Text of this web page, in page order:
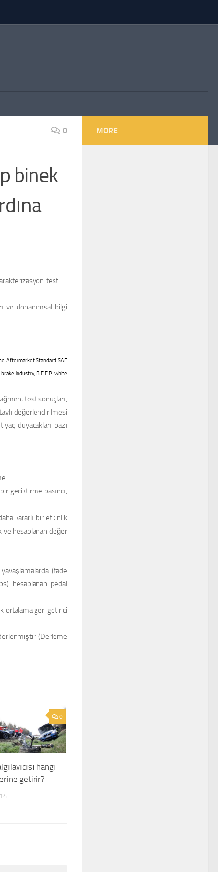
0
binek
testi –
ve donanımsal bilgi
Aftermarket Standard SAE
industry, B.E.E.P. white
test sonuçları,
değerlendirilmesi
duyacakları bazı
geciktirme basıncı,
kararlı bir etkinlik
ve hesaplanan değer
(fade
hesaplanan pedal
ortalama geri getirici
(Derleme
0
hangi
getirir?
MORE